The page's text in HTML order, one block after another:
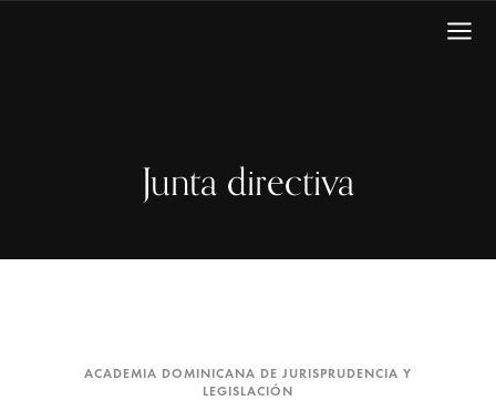
Junta directiva
ACADEMIA DOMINICANA DE JURISPRUDENCIA Y
LEGISLACIÓN